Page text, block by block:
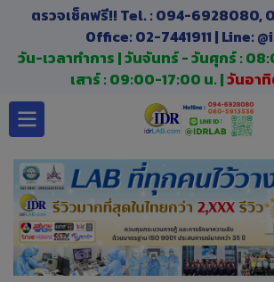
ตรวจเช็คฟรี!! Tel. : 094-6928080,
Office: 02-7441911 | Line:
วัน-เวลาทำการ | วันจันทร์ - วันศุกร์ :
เสาร์ : 09:00-17:00 น. |วันอา